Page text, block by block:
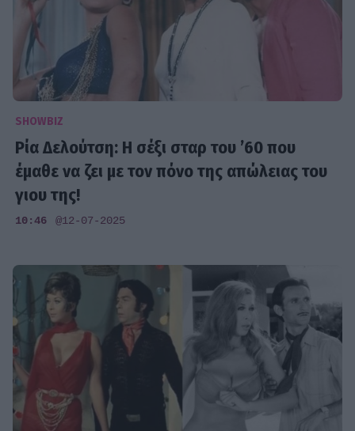
SHOWBIZ
Ρία Δελούτση: Η σέξι σταρ του ’60 που
έμαθε να ζει με τον πόνο της απώλειας του
γιου της!
10:46 @12-07-2025